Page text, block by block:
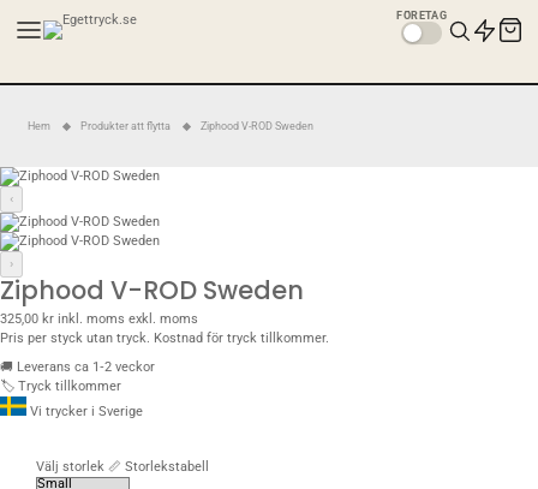
FÖRETAG
Hem Produkter att flytta Ziphood V-ROD Sweden
‹
›
Ziphood V-ROD Sweden
325,00 kr inkl. moms exkl. moms
Pris per styck utan tryck. Kostnad för tryck tillkommer.
🚚 Leverans ca 1‑2 veckor
🏷️ Tryck tillkommer
Vi trycker i Sverige
Välj storlek 📏 Storlekstabell